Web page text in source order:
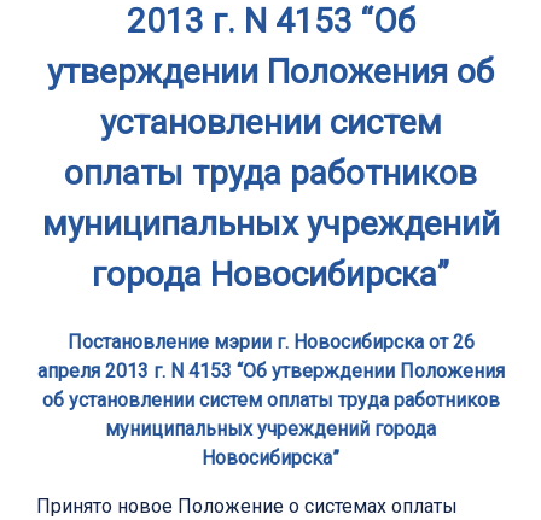
2013 г. N 4153 “Об
утверждении Положения об
установлении систем
оплаты труда работников
муниципальных учреждений
города Новосибирска”
Постановление мэрии г. Новосибирска от 26
апреля 2013 г. N 4153 “Об утверждении Положения
об установлении систем оплаты труда работников
муниципальных учреждений города
Новосибирска”
Принято новое Положение о системах оплаты